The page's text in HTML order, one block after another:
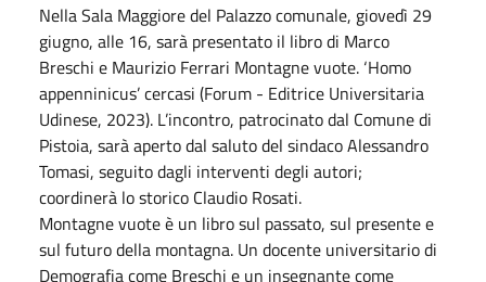
Nella Sala Maggiore del Palazzo comunale, giovedì 29
giugno, alle 16, sarà presentato il libro di Marco
Breschi e Maurizio Ferrari Montagne vuote. ‘Homo
appenninicus’ cercasi (Forum - Editrice Universitaria
Udinese, 2023). L’incontro, patrocinato dal Comune di
Pistoia, sarà aperto dal saluto del sindaco Alessandro
Tomasi, seguito dagli interventi degli autori;
coordinerà lo storico Claudio Rosati.
Montagne vuote è un libro sul passato, sul presente e
sul futuro della montagna. Un docente universitario di
Demografia come Breschi e un insegnante come